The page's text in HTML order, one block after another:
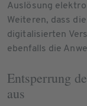
Auslösung
Weiteren, dass
digitalisierten
ebenfalls die
Entsperrung
aus